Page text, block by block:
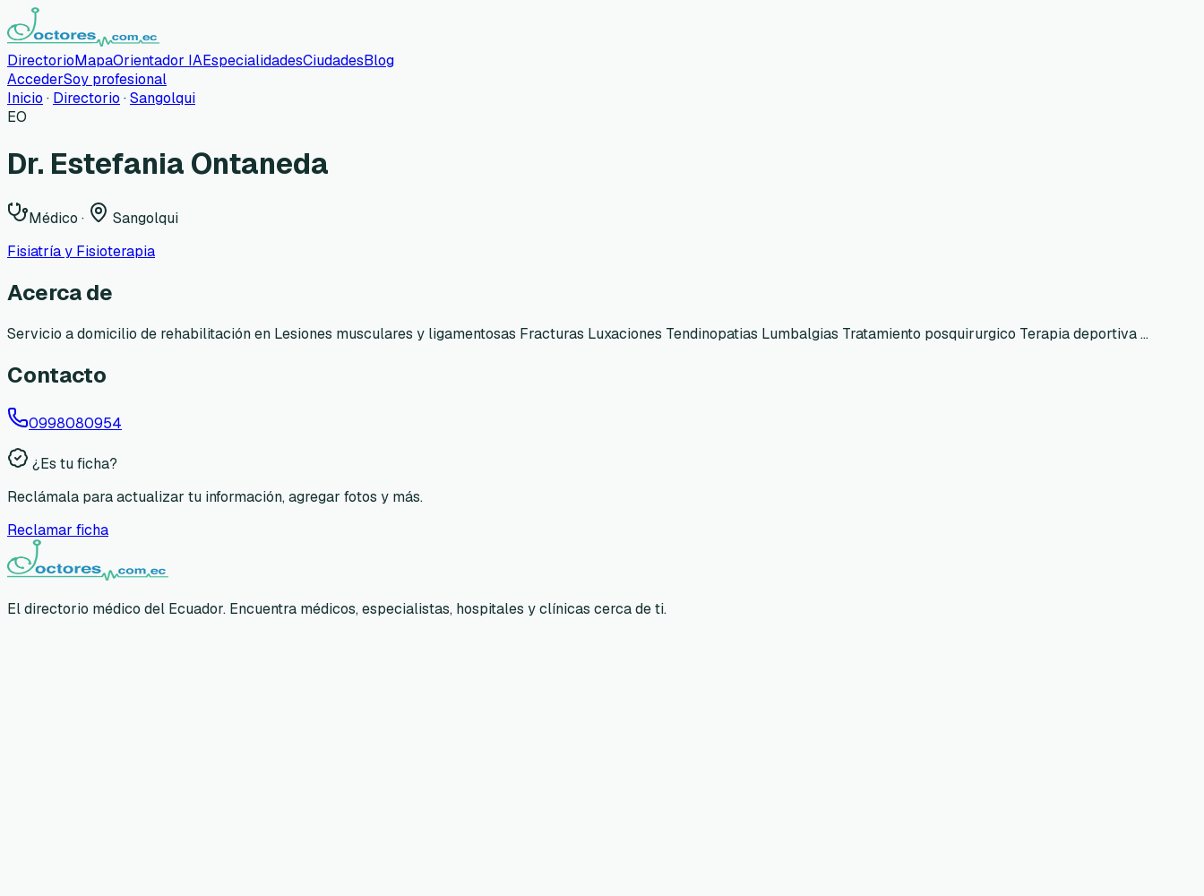
DirectorioMapaOrientador IAEspecialidadesCiudadesBlog
AccederSoy profesional
Inicio · Directorio ·Sangolqui
EO
Dr. Estefania Ontaneda
Médico ·
Sangolqui
Fisiatría y Fisioterapia
Acerca de
Servicio a domicilio de rehabilitación en Lesiones musculares y ligamentosas Fracturas Luxaciones Tendinopatias Lumbalgias Tratamiento posquirurgico Terapia deportiva ...
Contacto
0998080954
¿Es tu ficha?
Reclámala para actualizar tu información, agregar fotos y más.
Reclamar ficha
El directorio médico del Ecuador. Encuentra médicos, especialistas, hospitales y clínicas cerca de ti.